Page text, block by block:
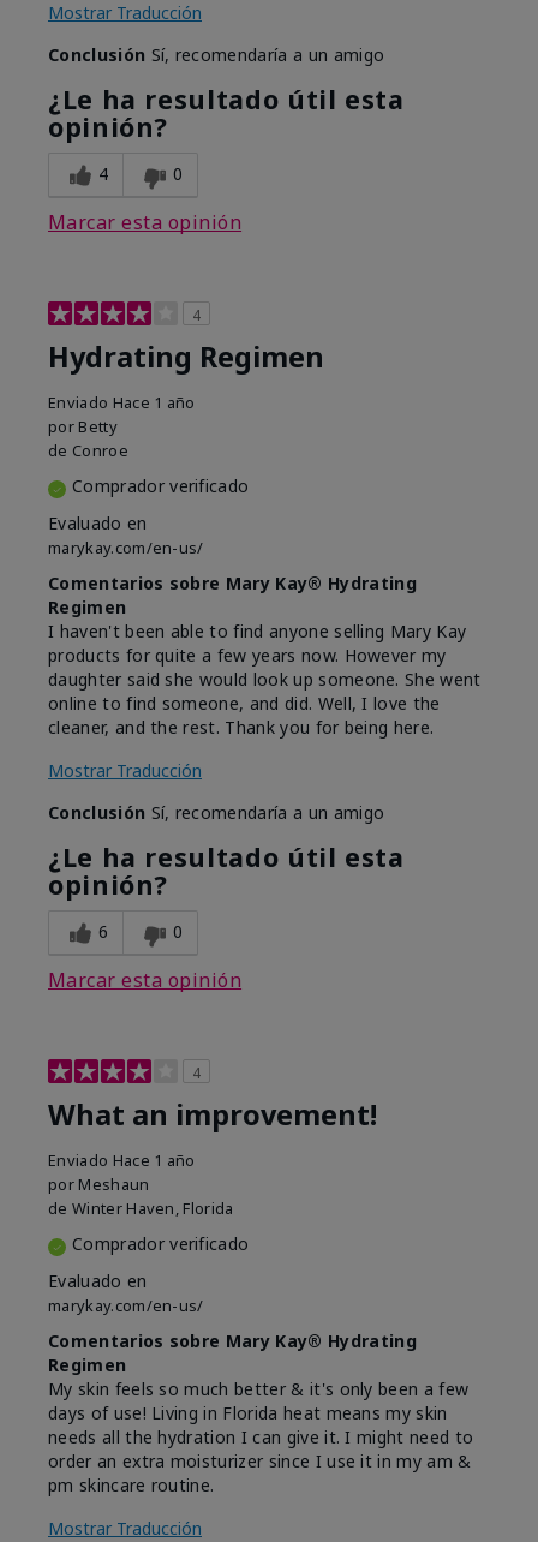
Mostrar Traducción
Conclusión Sí, recomendaría a un amigo
¿Le ha resultado útil esta
opinión?
4 0
Marcar esta opinión
4
Hydrating Regimen
Enviado Hace 1 año
por Betty
de Conroe
Comprador verificado
Evaluado en
marykay.com/en-us/
Comentarios sobre Mary Kay® Hydrating
Regimen
I haven't been able to find anyone selling Mary Kay
products for quite a few years now. However my
daughter said she would look up someone. She went
online to find someone, and did. Well, I love the
cleaner, and the rest. Thank you for being here.
Mostrar Traducción
Conclusión Sí, recomendaría a un amigo
¿Le ha resultado útil esta
opinión?
6 0
Marcar esta opinión
4
What an improvement!
Enviado Hace 1 año
por Meshaun
de Winter Haven, Florida
Comprador verificado
Evaluado en
marykay.com/en-us/
Comentarios sobre Mary Kay® Hydrating
Regimen
My skin feels so much better & it's only been a few
days of use! Living in Florida heat means my skin
needs all the hydration I can give it. I might need to
order an extra moisturizer since I use it in my am &
pm skincare routine.
Mostrar Traducción